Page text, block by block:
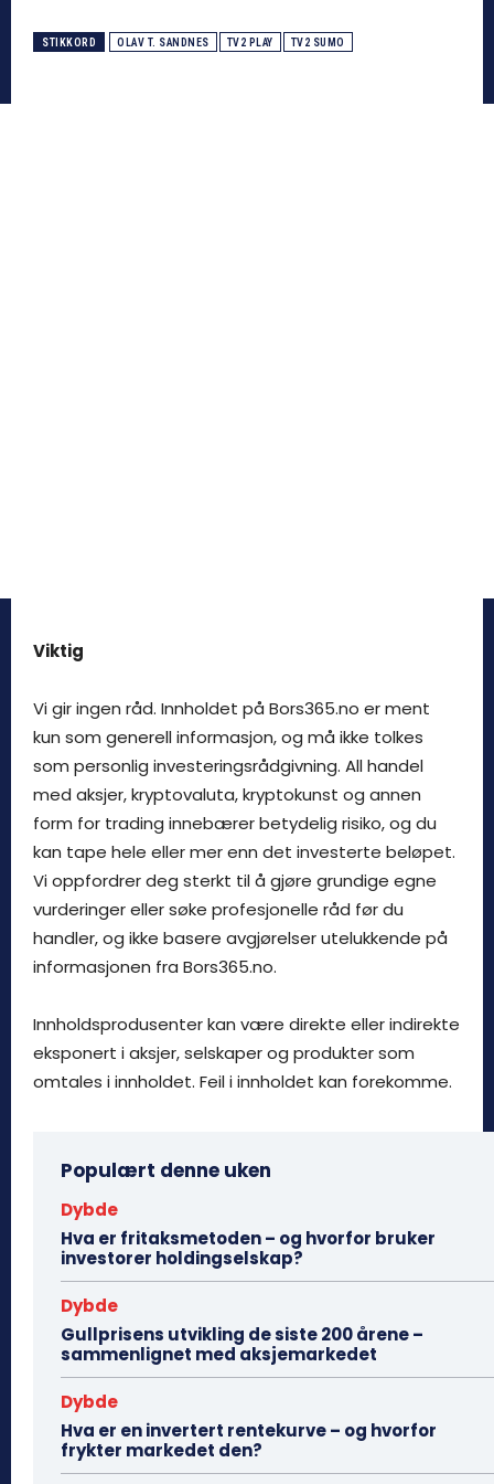
STIKKORD OLAV T. SANDNES TV2 PLAY TV2 SUMO
Viktig
Vi gir ingen råd. Innholdet på Bors365.no er ment
kun som generell informasjon, og må ikke tolkes
som personlig investeringsrådgivning. All handel
med aksjer, kryptovaluta, kryptokunst og annen
form for trading innebærer betydelig risiko, og du
kan tape hele eller mer enn det investerte beløpet.
Vi oppfordrer deg sterkt til å gjøre grundige egne
vurderinger eller søke profesjonelle råd før du
handler, og ikke basere avgjørelser utelukkende på
informasjonen fra Bors365.no.
Innholdsprodusenter kan være direkte eller indirekte
eksponert i aksjer, selskaper og produkter som
omtales i innholdet. Feil i innholdet kan forekomme.
Populært denne uken
Dybde
Hva er fritaksmetoden – og hvorfor bruker
investorer holdingselskap?
Dybde
Gullprisens utvikling de siste 200 årene –
sammenlignet med aksjemarkedet
Dybde
Hva er en invertert rentekurve – og hvorfor
frykter markedet den?